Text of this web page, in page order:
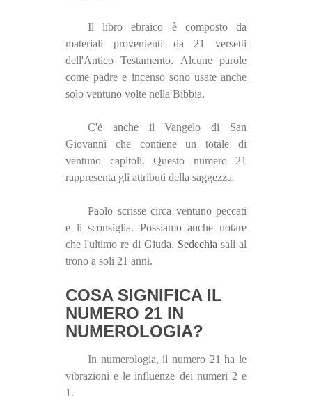
Il libro ebraico è composto da
materiali provenienti da 21 versetti
dell'Antico Testamento. Alcune parole
come padre e incenso sono usate anche
solo ventuno volte nella Bibbia.
C'è anche il Vangelo di San
Giovanni che contiene un totale di
ventuno capitoli. Questo numero 21
rappresenta gli attributi della saggezza.
Paolo scrisse circa ventuno peccati
e li sconsiglia. Possiamo anche notare
che l'ultimo re di Giuda, Sedechia salì al
trono a soli 21 anni.
COSA SIGNIFICA IL
NUMERO 21 IN
NUMEROLOGIA?
In numerologia, il numero 21 ha le
vibrazioni e le influenze dei numeri 2 e
1.